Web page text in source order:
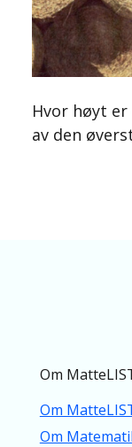
Hvor høyt
av den
Om
Om
Om